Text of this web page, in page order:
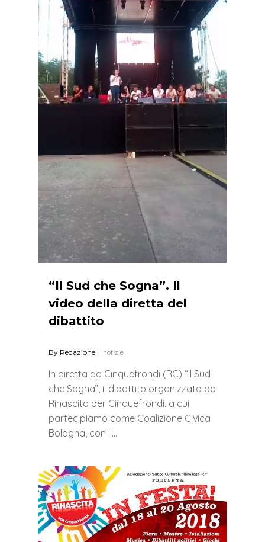
“Il Sud che Sogna”. Il
video della diretta del
dibattito
By Redazione notizie
In diretta da Cinquefrondi (RC) “Il Sud
che Sogna”, il dibattito organizzato da
Rinascita per Cinquefrondi, a cui
partecipiamo come Coalizione Civica
Bologna, con il…
0